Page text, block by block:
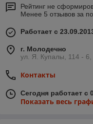
Рейтинг не
Менее 5 отзывов за
Работает с
г. Молодечно
ул. Я. Купалы, 114 -
Контакты
Сегодня работает с
Показать весь